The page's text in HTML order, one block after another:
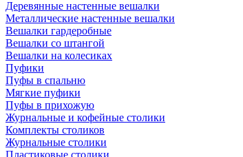
Деревянные настенные вешалки
Металлические настенные вешалки
Вешалки гардеробные
Вешалки со штангой
Вешалки на колесиках
Пуфики
Пуфы в спальню
Мягкие пуфики
Пуфы в прихожую
Журнальные и кофейные столики
Комплекты столиков
Журнальные столики
Пластиковые столики